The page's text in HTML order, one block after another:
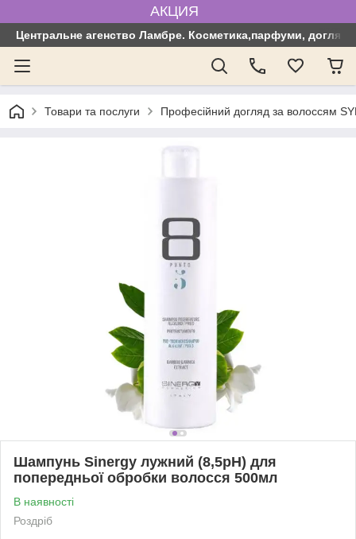
АКЦИЯ
Центральне агенство Ламбре. Косметика,парфуми, догляд
Товари та послуги Професійний догляд за волоссям
Шампунь Sinergy лужний (8,5pH) для
попередньої обробки волосся 500мл
В наявності
Роздріб